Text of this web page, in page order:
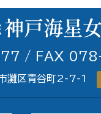
/ FAX
灘区青谷町2-7-1